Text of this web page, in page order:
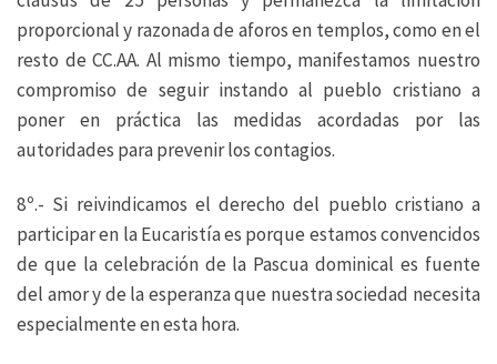
proporcional y razonada de aforos en templos, como en el
resto de CC.AA. Al mismo tiempo, manifestamos nuestro
compromiso de seguir instando al pueblo cristiano a
poner en práctica las medidas acordadas por las
autoridades para prevenir los contagios.
8º.- Si reivindicamos el derecho del pueblo cristiano a
participar en la Eucaristía es porque estamos convencidos
de que la celebración de la Pascua dominical es fuente
del amor y de la esperanza que nuestra sociedad necesita
especialmente en esta hora.